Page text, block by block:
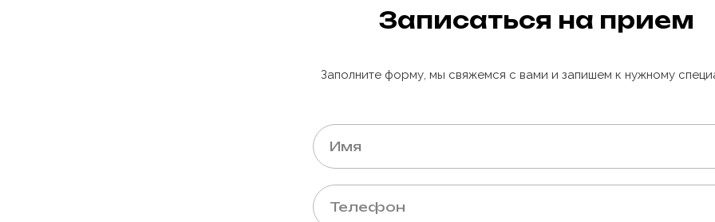
Записаться на прием
Заполните форму, мы свяжемся с вами и запишем к нужному